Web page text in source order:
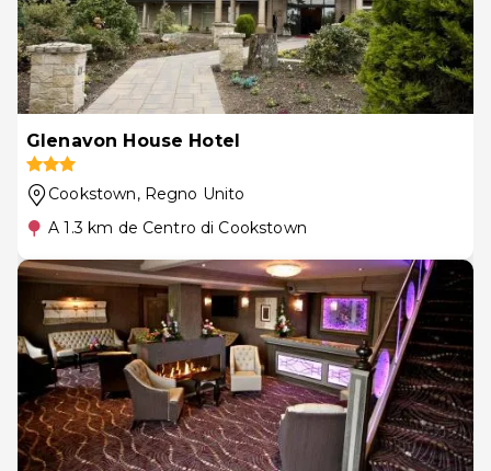
Glenavon House Hotel
Cookstown, Regno Unito
A 1.3 km de Centro di Cookstown